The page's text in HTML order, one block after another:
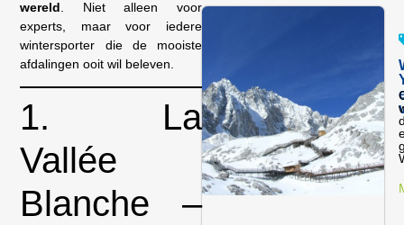
wereld . Niet alleen voor
experts, maar voor iedere
wintersporter die de mooiste
afdalingen ooit wil beleven.
1. La
Vallée
Blanche –